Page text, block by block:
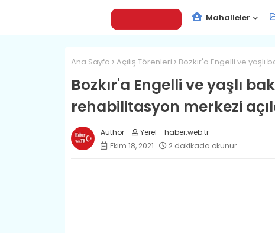
Mahalleler
Ana Sayfa Açılış Törenleri ​Bozkır'a Engelli ve yaşlı
​Bozkır'a Engelli ve yaşlı
rehabilitasyon merkezi
Yerel - haber.web.tr
Ekim 18, 2021
2 dakikada okunur